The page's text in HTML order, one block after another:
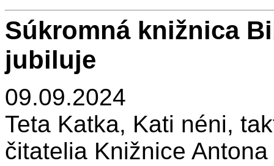
Súkromná knižnica
jubiluje
09.09.2024
Teta Katka, Kati néni,
čitatelia Knižnice